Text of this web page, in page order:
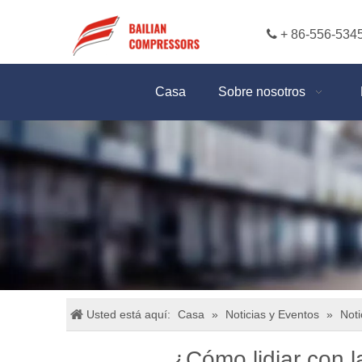
 + 86-556-
Casa Sobre nosotros
Usted está aquí: Casa » Noticias y Eventos »